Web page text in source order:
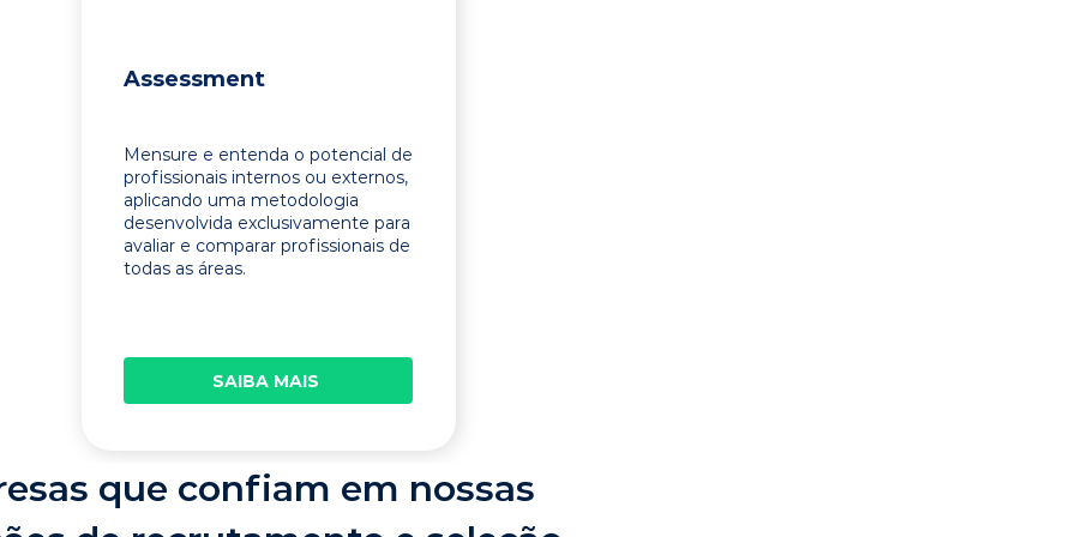
Assessment
Mensure e entenda o potencial de
profissionais internos ou externos,
aplicando uma metodologia
desenvolvida exclusivamente para
avaliar e comparar profissionais de
todas as áreas.
SAIBA MAIS
que confiam em nossas